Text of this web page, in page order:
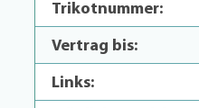
Trikotnummer:
Vertrag bis:
Links: